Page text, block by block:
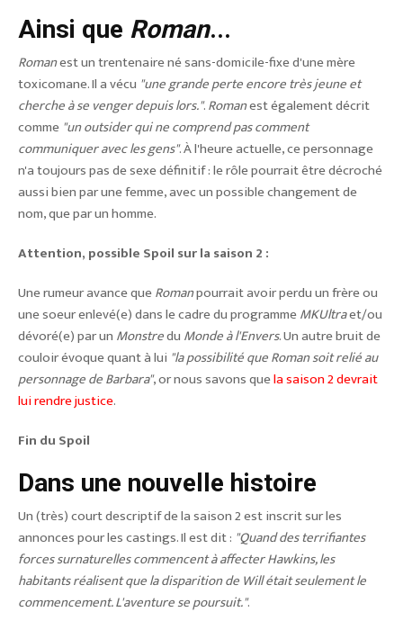
Ainsi que Roman...
Romanest un trentenaire né sans-domicile-fixe d'une mère
toxicomane. Il a vécu "une grande perte encore très jeune et
cherche à se venger depuis lors.".Romanest également décrit
comme "un outsider qui ne comprend pas comment
communiquer avec les gens". À l'heure actuelle, ce personnage
n'a toujours pas de sexe définitif : le rôle pourrait être décroché
aussi bien par une femme, avec un possible changement de
nom, que par un homme.
Attention, possible Spoil sur la saison 2 :
Une rumeur avance queRomanpourrait avoir perdu un frère ou
une soeur enlevé(e) dans le cadre du programmeMKUltraet/ou
dévoré(e) par un Monstredu Monde à l'Envers. Un autre bruit de
couloir évoque quant à lui "la possibilité que Roman soit relié au
personnage de Barbara", or nous savons quela saison 2 devrait
lui rendre justice.
Fin du Spoil
Dans une nouvelle histoire
Un (très) court descriptif de la saison 2 est inscrit sur les
annonces pour les castings. Il est dit : "Quand des terrifiantes
forces surnaturelles commencent à affecter Hawkins, les
habitants réalisent que la disparition de Will était seulement le
commencement. L'aventure se poursuit.".